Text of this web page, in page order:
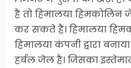
है तो हिमालया हिमकोलिन
कर सकते हैं। हिमालया
हिमालया कंपनी द्वारा
हर्बल जेल है। जिसका